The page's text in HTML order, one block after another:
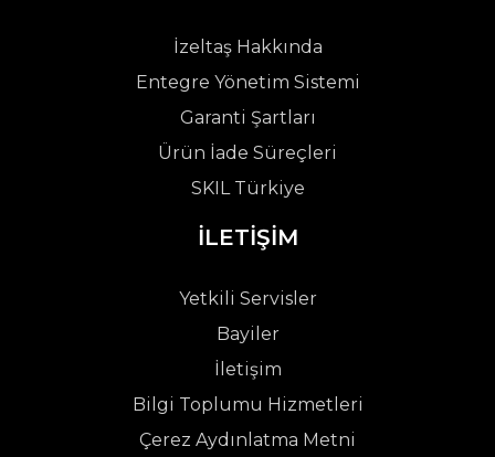
İzeltaş Hakkında
Entegre Yönetim Sistemi
Garanti Şartları
Ürün İade Süreçleri
SKIL Türkiye
İLETİŞİM
Yetkili Servisler
Bayiler
İletişim
Bilgi Toplumu Hizmetleri
Çerez Aydınlatma Metni